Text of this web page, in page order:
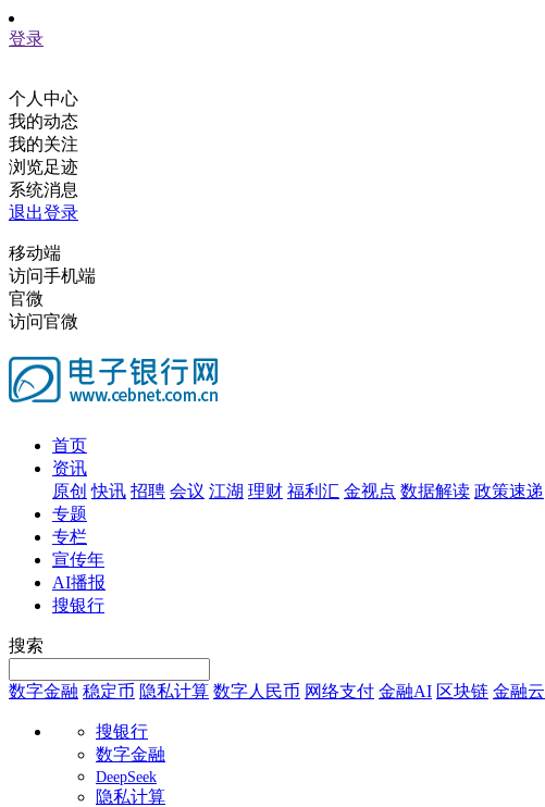
登录
个人中心
我的动态
我的关注
浏览足迹
系统消息
退出登录
移动端
访问手机端
官微
访问官微
首页
资讯
原创 快讯 招聘 会议 江湖 理财 福利汇 金视点 数据解读 政策速递
专题
专栏
宣传年
AI播报
搜银行
搜索
数字金融 稳定币 隐私计算 数字人民币 网络支付 金融AI 区块链 金融云
搜银行
数字金融
DeepSeek
隐私计算